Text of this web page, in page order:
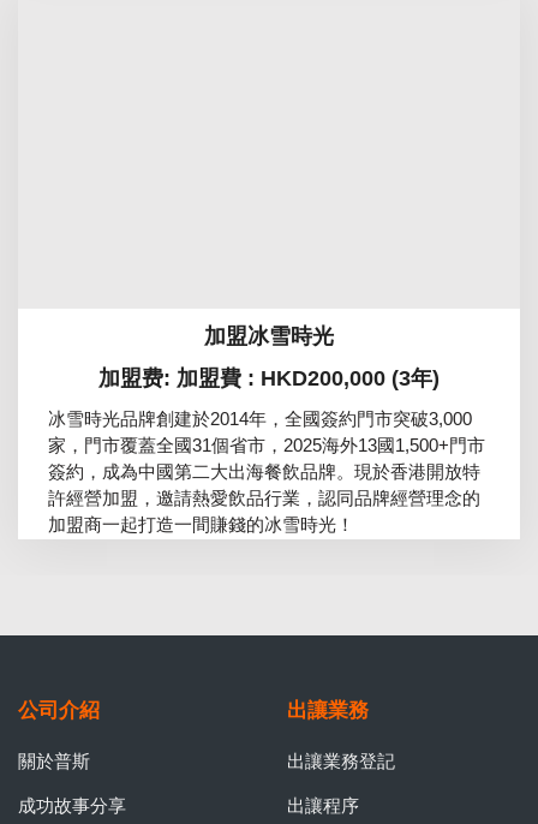
加盟冰雪時光
加盟费: 加盟費 : HKD200,000 (3年)
冰雪時光品牌創建於2014年，全國簽約門市突破3,000
家，門市覆蓋全國31個省市，2025海外13國1,500+門市
簽約，成為中國第二大出海餐飲品牌。現於香港開放特
許經營加盟，邀請熱愛飲品行業，認同品牌經營理念的
加盟商一起打造一間賺錢的冰雪時光！
公司介紹
關於普斯
成功故事分享
出讓業務
出讓業務登記
出讓程序